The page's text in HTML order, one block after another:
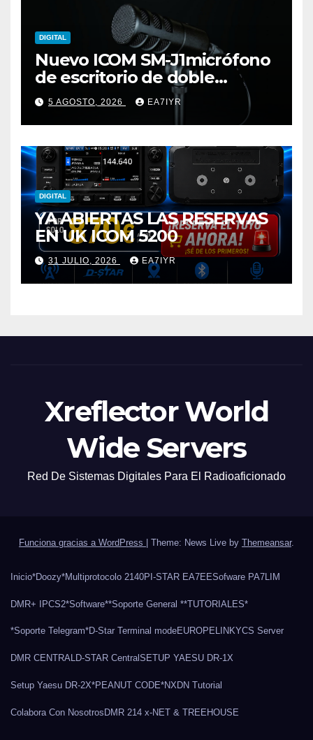
DIGITAL
Nuevo ICOM SM-J1micrófono
de escritorio de doble
elemento premium
5 AGOSTO, 2026 EA7IYR
DIGITAL
YA ABIERTAS LAS RESERVAS
EN UK ICOM 5200
31 JULIO, 2026 EA7IYR
Xreflector World
Wide Servers
Red De Sistemas Digitales Para El Radioaficionado
Funciona gracias a WordPress Theme: News Live by Themeansar.
Inicio*Doozy*Multiprotocolo 2140PI-STAR EA7EESofware PA7LIM
DMR+ IPCS2*Software**Soporte General **TUTORIALES*
*Soporte Telegram*D-Star Terminal modeEUROPELINKYCS Server
DMR CENTRALD-STAR CentralSETUP YAESU DR-1X
Setup Yaesu DR-2X*PEANUT CODE*NXDN Tutorial
Colabora Con Nosotros DMR 214 x-NET & TREEHOUSE